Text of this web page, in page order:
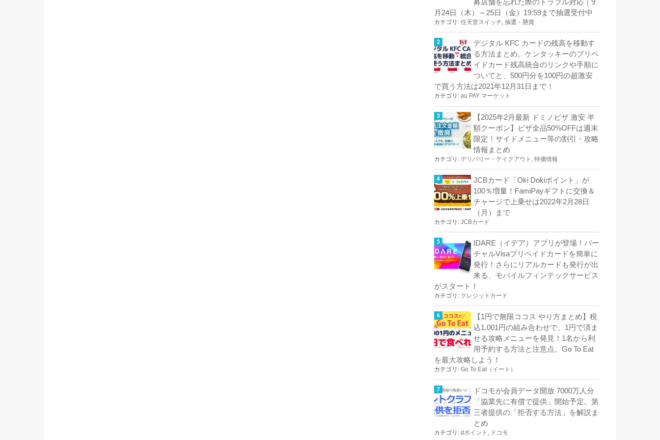
募店舗を忘れた際のトラブル対応｜9
月24日（木）～25日（金）19:59まで抽選受付中
カテゴリ: 任天堂スイッチ, 抽選・懸賞
デジタル KFC カードの残高を移動す
る方法まとめ。ケンタッキーのプリペ
イドカード残高統合のリンクや手順に
ついてと、500円分を100円の超激安
で買う方法は2021年12月31日まで！
カテゴリ: au PAY マーケット
【2025年2月最新 ドミノピザ 激安 半
額クーポン】ピザ全品50%OFFは週末
限定！サイドメニュー等の割引・攻略
情報まとめ
カテゴリ: デリバリー・テイクアウト 特価情報
JCBカード「Oki Dokiポイント」が
100％増量！FamiPayギフトに交換＆
チャージで上乗せは2022年2月28日
（月）まで
カテゴリ: JCBカード
IDARE（イデア）アプリが登場！バー
チャルVisaプリペイドカードを簡単に
発行！さらにリアルカードも発行が出
来る、モバイルフィンテックサービス
がスタート！
カテゴリ: クレジットカード
【1円で無限ココス やり方まとめ】税
込1,001円の組み合わせで、1円で済ま
せる攻略メニューを発見！1名から利
用予約する方法と注意点。Go To Eat
を最大攻略しよう！
カテゴリ: Go To Eat（イート）
ドコモが会員データ開放 7000万人分
「協業先に有償で提供」開始予定。第
三者提供の「拒否する方法」を解説ま
とめ
カテゴリ: dポイント ドコモ